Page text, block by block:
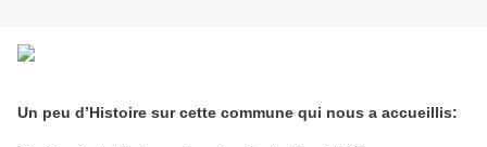
Un peu d’Histoire sur cette commune qui nous a accueillis: